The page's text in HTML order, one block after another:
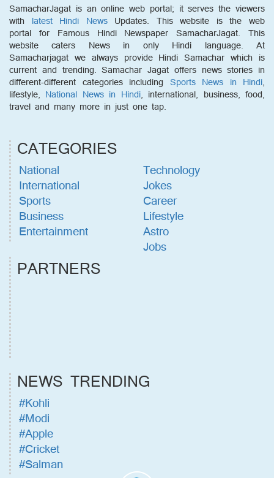
SamacharJagat is an online web portal; it serves the viewers
with latest Hindi NewsUpdates. This website is the web
portal for Famous Hindi Newspaper SamacharJagat. This
website caters News in only Hindi language. At
Samacharjagat we always provide Hindi Samachar which is
current and trending. Samachar Jagat offers news stories in
different-different categories including Sports News in Hindi,
lifestyle, National News in Hindi, international, business, food,
travel and many more in just one tap.
CATEGORIES
National
International
Sports
Business
Entertainment
Technology
Jokes
Career
Lifestyle
Astro
Jobs
PARTNERS
NEWS TRENDING
#Kohli
#Modi
#Apple
#Cricket
#Salman